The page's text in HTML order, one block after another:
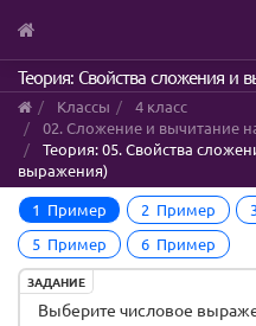
Skip
to
main
content
Теория: Свойства сложения и
Классы
4 класс
02. Сложение и вычитание
Теория: 05. Свойства
выражения)
1 Пример
2 Пример
5 Пример
6 Пример
ЗАДАНИЕ
Выберите числовое